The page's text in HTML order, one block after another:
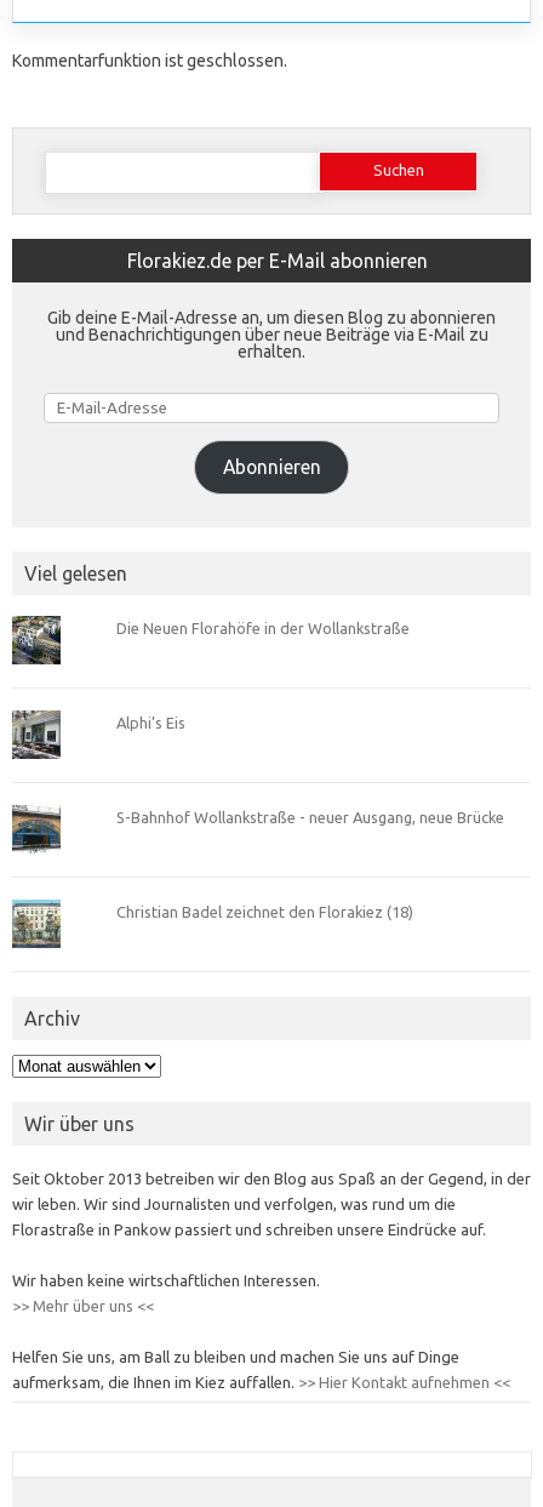
Kommentarfunktion ist geschlossen.
Suchen
Florakiez.de per E-Mail abonnieren
Gib deine E-Mail-Adresse an, um diesen Blog zu abonnieren
und Benachrichtigungen über neue Beiträge via E-Mail zu
erhalten.
E-
Mail-
Adresse
Abonnieren
Viel gelesen
Die Neuen Florahöfe in der Wollankstraße
Alphi’s Eis
S-Bahnhof Wollankstraße - neuer Ausgang, neue Brücke
Christian Badel zeichnet den Florakiez (18)
Archiv
Archiv
Wir über uns
Seit Oktober 2013 betreiben wir den Blog aus Spaß an der Gegend, in der
wir leben. Wir sind Journalisten und verfolgen, was rund um die
Florastraße in Pankow passiert und schreiben unsere Eindrücke auf.
Wir haben keine wirtschaftlichen Interessen.
>> Mehr über uns <<
Helfen Sie uns, am Ball zu bleiben und machen Sie uns auf Dinge
aufmerksam, die Ihnen im Kiez auffallen. >> Hier Kontakt aufnehmen <<